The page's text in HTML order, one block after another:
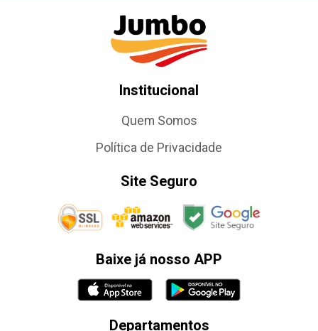
Institucional
Quem Somos
Política de Privacidade
Site Seguro
Baixe já nosso APP
Departamentos